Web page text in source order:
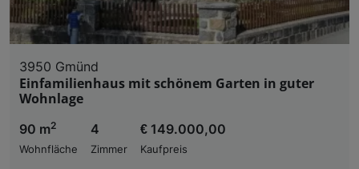
3950 Gmünd
Einfamilienhaus mit schönem Garten in guter
Wohnlage
90 m2
Wohnfläche
4
Zimmer
€ 149.000,00
Kaufpreis